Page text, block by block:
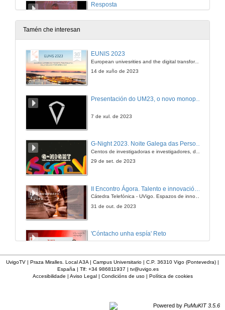
Resposta
16 de dec. de 2010
Tamén che interesan
EUNIS 2023
European univesrities and the digital transformation: challenges and opportunities ahead
14 de xuño de 2023
7 de xul. de 2023
G-Night 2023. Noite Galega das Persoas Investigadoras. Conciencias creativas
29 de set. de 2023
Cátedra Telefónica - UVigo. Espazos de innovación
31 de out. de 2023
'Cóntacho unha espía' Reto
'Cóntacho unha espía' Criptografía
UvigoTV | Praza Miralles. Local A3A | Campus Universitario | C.P. 36310 Vigo (Pontevedra) |
España | Tlf: +34 986811937 | tv@uvigo.es
Accesibilidade | Aviso Legal| Condicións de uso| Política de cookies
Powered by PuMuKIT 3.5.6